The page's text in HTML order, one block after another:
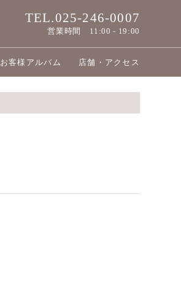
TEL.025-246-0007
営業時間 11:00 - 19:00
お客様アルバム 店舗・アクセス